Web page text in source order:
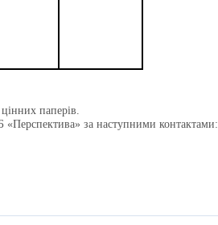
паперів.
«Перспектива» за наступними контактами: